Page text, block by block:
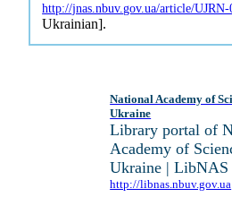
http://jnas.nbuv.gov.ua/article/UJRN-
Ukrainian].
National Academy of
Ukraine
Library portal of
Academy of
Ukraine | LibNAS
http://libnas.nbuv.gov.ua